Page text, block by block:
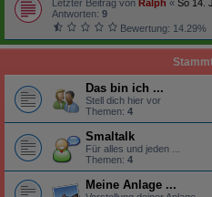
Letzter Beitrag von Ralph « So 14.
Antworten: 9
Bewertung: 14.29%
Das bin ich ...
Stell dich hier vor
Themen: 4
Smaltalk
Für alles und jeden ...
Themen: 4
Meine Anlage ...